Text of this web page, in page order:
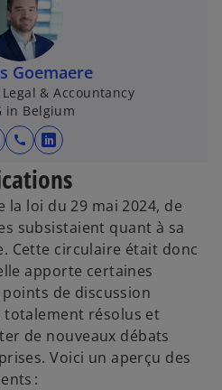
Goemaere
& Accountancy
in Belgium
call
s
o
u
v
r
e
d
a
n
s
loi du 29 mai 2024, de
subsistaient quant à sa
Cette circulaire était donc
apporte certaines
de discussion
résolus et
de nouveaux débats
Voici un aperçu des
: